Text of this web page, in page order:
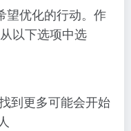
望优化的行动。作
以下选项中选
到更多可能会开始